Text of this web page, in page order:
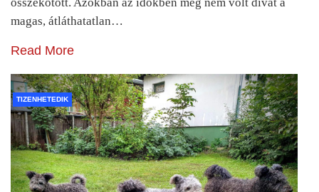
összekötött. Azokban az időkben még nem volt divat a
magas, átláthatatlan…
Read More
TIZENHETEDIK